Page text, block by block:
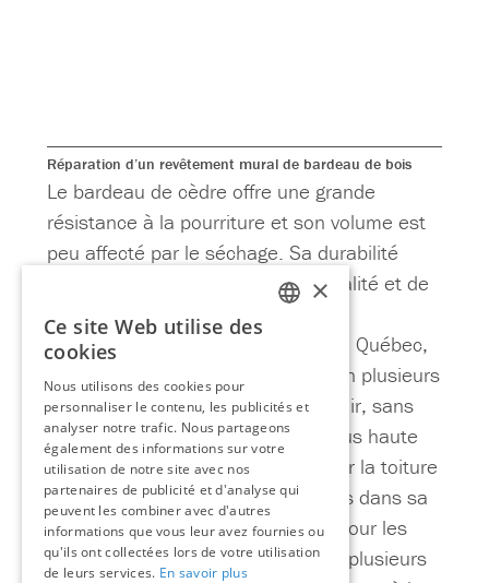
Réparation d’un revêtement mural de bardeau de bois
Le bardeau de cèdre offre une grande
résistance à la pourriture et son volume est
peu affecté par le séchage. Sa durabilité
(plus de 60 ans) dépend de sa qualité et de
la manière dont on le pose.
Fabriqués de cèdre blanc du Québec,
les bardeaux s’obtiennent en plusieurs
qualités, dont le bardeau clair, sans
nœud, sans défaut, de la plus haute
qualité, qui est employé pour la toiture
et le bardeau clair de nœuds dans sa
partie exposée (le pureau) pour les
murs extérieurs. Il en existe plusieurs
×
Ce site Web utilise des
cookies
Nous utilisons des cookies pour
personnaliser le contenu, les publicités et
analyser notre trafic. Nous partageons
également des informations sur votre
utilisation de notre site avec nos
partenaires de publicité et d'analyse qui
peuvent les combiner avec d'autres
informations que vous leur avez fournies ou
qu'ils ont collectées lors de votre utilisation
de leurs services. En savoir plus